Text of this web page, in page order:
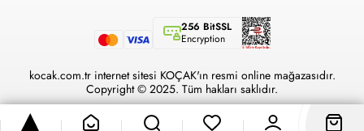
256 BitSSL
Encryption
kocak.com.tr internet sitesi KOÇAK'ın resmi online mağazasıdır.
Copyright © 2025. Tüm hakları saklıdır.